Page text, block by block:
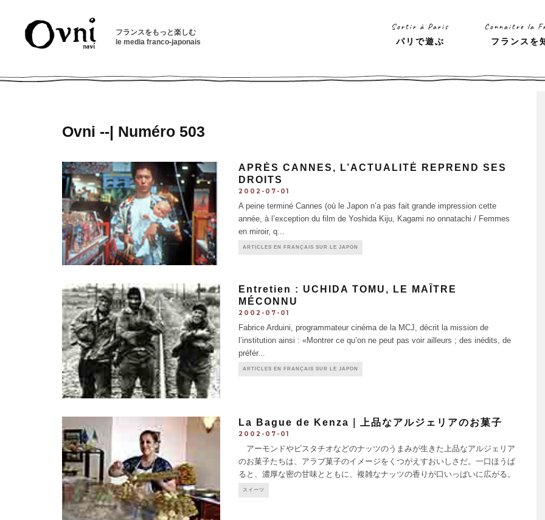
フランスをもっと楽しむ
le media franco-japonais
Sortir à Paris
パリで遊ぶ
Connaitre la
フランスを
Ovni --| Numéro 503
APRÈS CANNES, L’ACTUALITÉ REPREND SES
DROITS
2002-07-01
A peine terminé Cannes (où le Japon n’a pas fait grande impression cette
année, à l’exception du film de Yoshida Kiju, Kagami no onnatachi / Femmes
en miroir, q...
ARTICLES EN FRANÇAIS SUR LE JAPON
Entretien : UCHIDA TOMU, LE MAÎTRE
MÉCONNU
2002-07-01
Fabrice Arduini, programmateur cinéma de la MCJ, décrit la mission de
l’institution ainsi : «Montrer ce qu’on ne peut pas voir ailleurs ; des inédits, de
préfér...
ARTICLES EN FRANÇAIS SUR LE JAPON
La Bague de Kenza｜上品なアルジェリアのお菓子
2002-07-01
アーモンドやピスタチオなどのナッツのうまみが生きた上品なアルジェリア
のお菓子たちは、アラブ菓子のイメージをくつがえすおいしさだ。一口ほうば
ると、濃厚な密の甘味とともに、複雑なナッツの香りが口いっぱいに広がる。
吟味された素材を使っているからこそ出せる味。ほとんどの小菓子は1個
スイーツ